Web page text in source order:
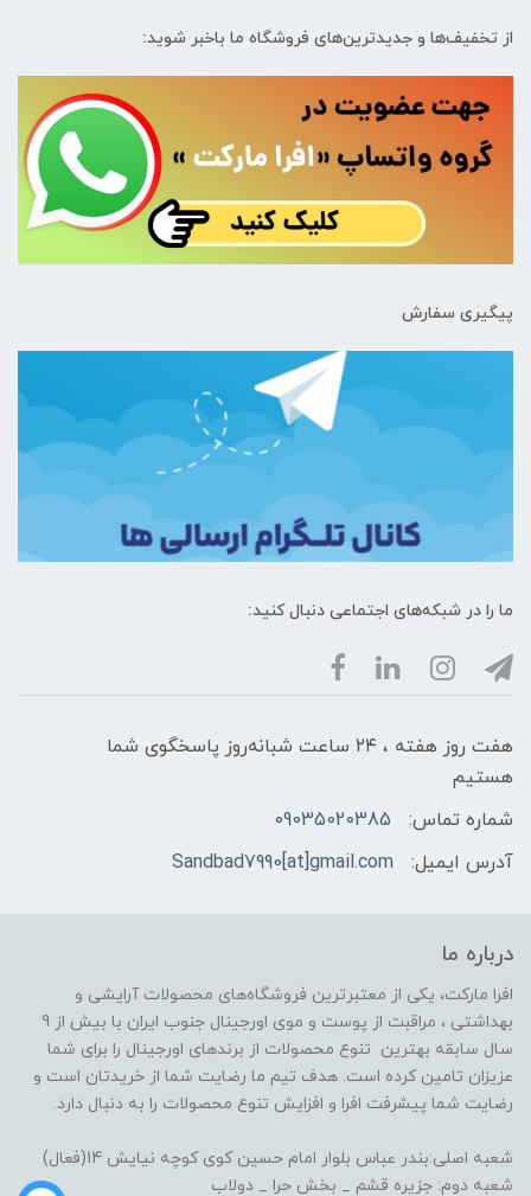
از تخفیف‌ها و جدیدترین‌های فروشگاه ما باخبر شوید:
پیگیری سفارش
ما را در شبکه‌های اجتماعی دنبال کنید:
هفت روز هفته ، ۲۴ ساعت شبانه‌روز پاسخگوی شما
هستیم
شماره تماس:
09035020385
آدرس ایمیل:
Sandbad7990[at]gmail.com
درباره ما
افرا مارکت، یکی از معتبرترین فروشگاه‌های محصولات آرایشی و
بهداشتی ، مراقبت از پوست و موی اورجینال جنوب ایران با بیش از 9
سال سابقه بهترین تنوع محصولات از برندهای اورجینال را برای شما
عزیزان تامین کرده است. هدف تیم ما رضایت شما از خریدتان است و
رضایت شما پیشرفت افرا و افزایش تنوع محصولات را به دنبال دارد.
شعبه اصلی:بندر عباس بلوار امام حسین کوی کوچه نیایش 14(فعال)
شعبه دوم: جزیره قشم _ بخش حرا _ دولاب